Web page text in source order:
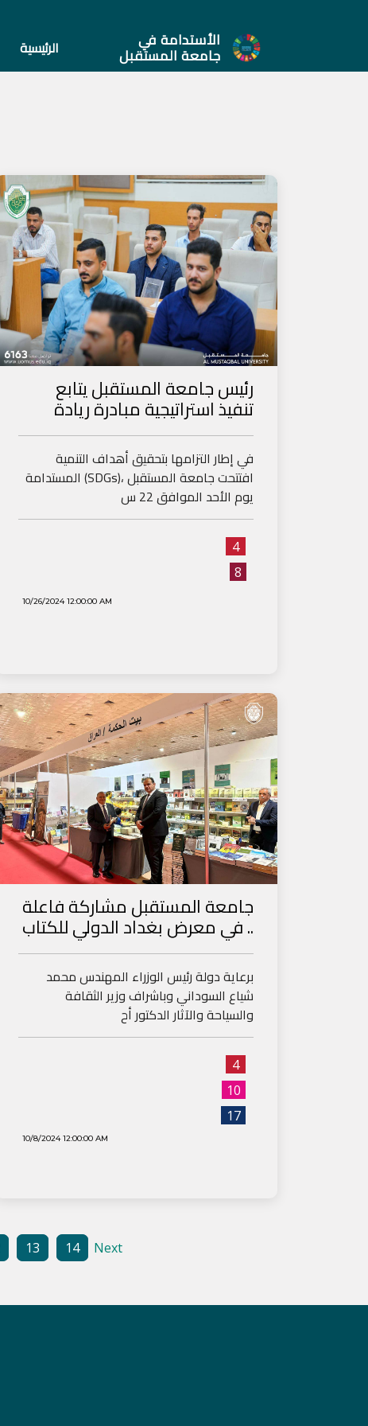
الأستدامة في
جامعة المستقبل الرئيسية
رئيس جامعة المستقبل يتابع
تنفيذ استراتيجية مبادرة ريادة
في إطار التزامها بتحقيق أهداف التنمية
المستدامة (SDGs)، افتتحت جامعة المستقبل
يوم الأحد الموافق 22 س
4
8
10/26/2024 12:00:00 AM
جامعة المستقبل مشاركة فاعلة
في معرض بغداد الدولي للكتاب ..
برعاية دولة رئيس الوزراء المهندس محمد
شياع السوداني وباشراف وزير الثقافة
والسياحة والآثار الدكتور أح
4
10
17
10/8/2024 12:00:00 AM
13 14 Next